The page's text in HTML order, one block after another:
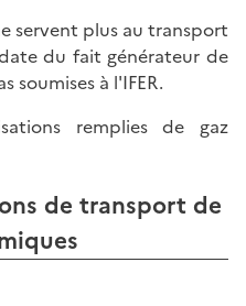
servent plus au transport
du fait générateur de
soumises à l'IFER.
remplies de gaz
de transport de